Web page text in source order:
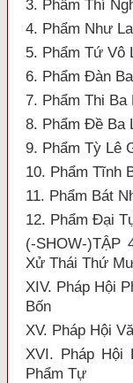
3. Phẩm Thí
4. Phẩm Như
5. Phẩm Tứ Vô
6. Phẩm Đàn
7. Phẩm Thi Ba
8. Phẩm Đề Ba
9. Phẩm Tỳ Lê
10. Phẩm Tĩnh
11. Phẩm Bát
12. Phẩm Đại
(-SHOW-)TẬP
Xử Thái Thứ
XIV. Pháp Hội
Bốn
XV. Pháp Hội
XVI. Pháp Hội
Phẩm Tự